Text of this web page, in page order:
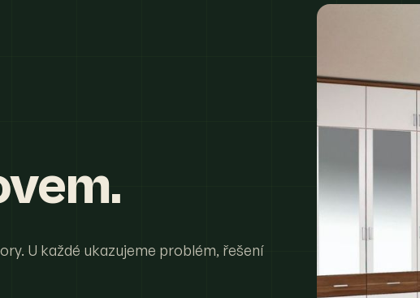
U každé ukazujeme problém, řešení